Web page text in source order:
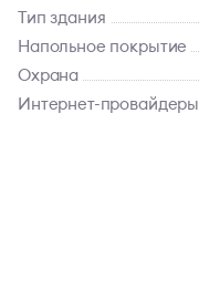
Тип здания
Напольное покрытие
Охрана
Интернет-провайдеры